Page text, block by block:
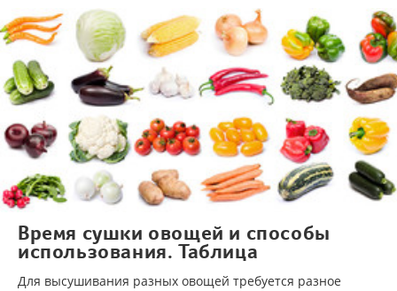
Время сушки овощей и способы
использования. Таблица
Для высушивания разных овощей требуется разное